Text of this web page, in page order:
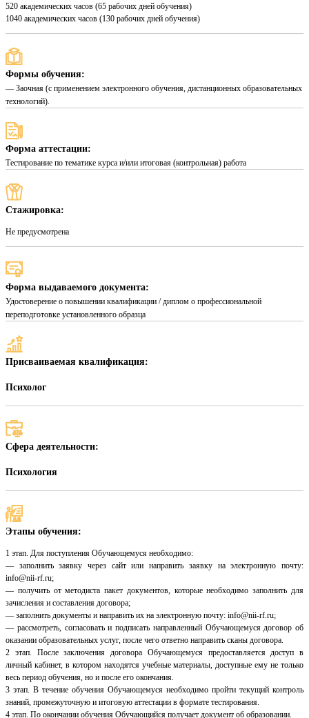
520 академических часов (65 рабочих дней обучения)
1040 академических часов (130 рабочих дней обучения)
Формы обучения:
— Заочная (с применением электронного обучения, дистанционных образовательных
технологий).
Форма аттестации:
Тестирование по тематике курса и/или итоговая (контрольная) работа
Стажировка:
Не предусмотрена
Форма выдаваемого документа:
Удостоверение о повышении квалификации / диплом о профессиональной
переподготовке установленного образца
Присваиваемая квалификация:
Психолог
Сфера деятельности:
Психология
Этапы обучения:
1 этап. Для поступления Обучающемуся необходимо:
— заполнить заявку через сайт или направить заявку на электронную почту:
info@nii-rf.ru;
— получить от методиста пакет документов, которые необходимо заполнить для
зачисления и составления договора;
— заполнить документы и направить их на электронную почту: info@nii-rf.ru;
— рассмотреть, согласовать и подписать направленный Обучающемуся договор об
оказании образовательных услуг, после чего ответно направить сканы договора.
2 этап. После заключения договора Обучающемуся предоставляется доступ в
личный кабинет, в котором находятся учебные материалы, доступные ему не только
весь период обучения, но и после его окончания.
3 этап. В течение обучения Обучающемуся необходимо пройти текущий контроль
знаний, промежуточную и итоговую аттестации в формате тестирования.
4 этап. По окончании обучения Обучающийся получает документ об образовании.